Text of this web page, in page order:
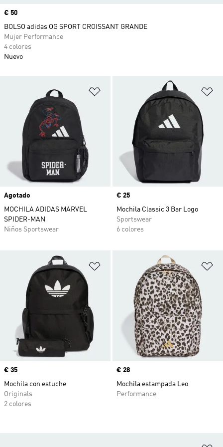
Añadir a la lista de deseos
Agotado
MOCHILA ADIDAS MARVEL
SPIDER-MAN
Niños Sportswear
Precio
€ 25
Mochila Classic 3 Bar Logo
Sportswear
6 colores
Añadir a la lista de deseos
Precio
€ 35
Mochila con estuche
Originals
2 colores
Precio
€ 28
Mochila estampada Leo
Performance
Precio
€ 50
BOLSO adidas OG SPORT CROISSANT GRANDE
Mujer Performance
4 colores
Nuevo